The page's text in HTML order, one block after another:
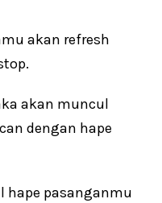
akan refresh
akan muncul
dengan hape
hape pasanganmu